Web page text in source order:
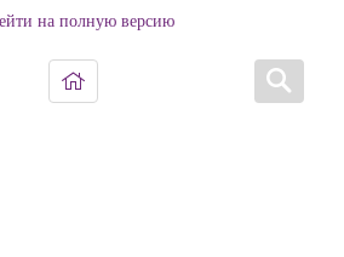
на полную версию